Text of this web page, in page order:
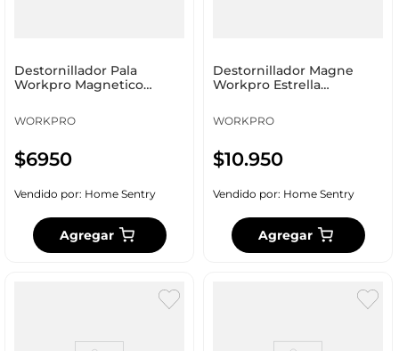
Destornillador Pala
Workpro Magnetico
WORKPRO
$6950
Vendido por: Home Sentry
Agregar
Destornillador Magne
Workpro Estrella
WORKPRO
$10.950
Vendido por: Home Sentry
Agregar